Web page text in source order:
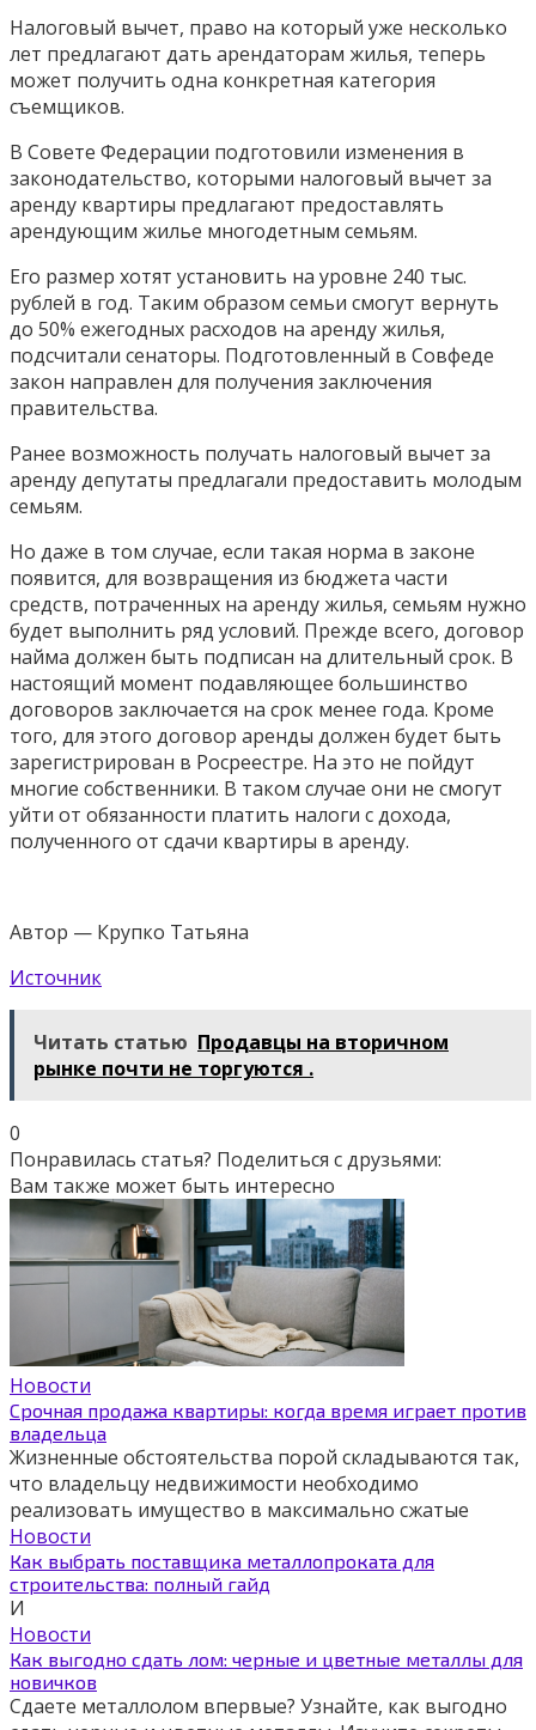
Налоговый вычет, право на который уже несколько
лет предлагают дать арендаторам жилья, теперь
может получить одна конкретная категория
съемщиков.
В Совете Федерации подготовили изменения в
законодательство, которыми налоговый вычет за
аренду квартиры предлагают предоставлять
арендующим жилье многодетным семьям.
Его размер хотят установить на уровне 240 тыс.
рублей в год. Таким образом семьи смогут вернуть
до 50% ежегодных расходов на аренду жилья,
подсчитали сенаторы. Подготовленный в Совфеде
закон направлен для получения заключения
правительства.
Ранее возможность получать налоговый вычет за
аренду депутаты предлагали предоставить молодым
семьям.
Но даже в том случае, если такая норма в законе
появится, для возвращения из бюджета части
средств, потраченных на аренду жилья, семьям нужно
будет выполнить ряд условий. Прежде всего, договор
найма должен быть подписан на длительный срок. В
настоящий момент подавляющее большинство
договоров заключается на срок менее года. Кроме
того, для этого договор аренды должен будет быть
зарегистрирован в Росреестре. На это не пойдут
многие собственники. В таком случае они не смогут
уйти от обязанности платить налоги с дохода,
полученного от сдачи квартиры в аренду.
Автор — Крупко Татьяна
Источник
Читать статью Продавцы на вторичном
рынке почти не торгуются .
0
Понравилась статья? Поделиться с друзьями:
Вам также может быть интересно
Новости
Срочная продажа квартиры: когда время играет против
владельца
Жизненные обстоятельства порой складываются так,
что владельцу недвижимости необходимо
реализовать имущество в максимально сжатые
Новости
Как выбрать поставщика металлопроката для
строительства: полный гайд
И
Новости
Как выгодно сдать лом: черные и цветные металлы для
новичков
Сдаете металлолом впервые? Узнайте, как выгодно